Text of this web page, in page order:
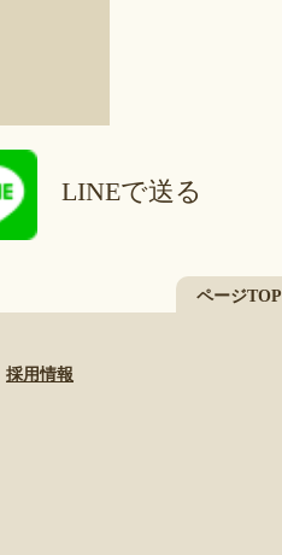
LINEで送る
ページTOP
採用情報